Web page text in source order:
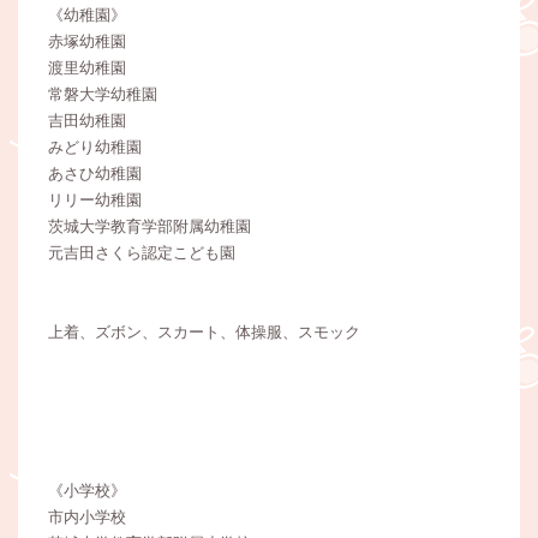
《幼稚園》
赤塚幼稚園
渡里幼稚園
常磐大学幼稚園
吉田幼稚園
みどり幼稚園
あさひ幼稚園
リリー幼稚園
茨城大学教育学部附属幼稚園
元吉田さくら認定こども園
上着、ズボン、スカート、体操服、スモック
《小学校》
市内小学校